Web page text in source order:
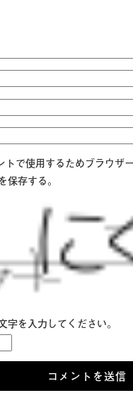
トで使用するためブラウザ
保存する。
字を入力してください。